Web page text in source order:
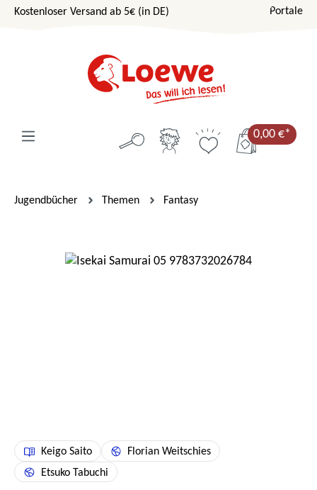
Zum Hauptinhalt springen
Kostenloser Versand ab 5€ (in DE) Portale
0,00 €*
Jugendbücher Themen Fantasy
Bildergalerie überspringen
Keigo Saito
Florian Weitschies
Etsuko Tabuchi